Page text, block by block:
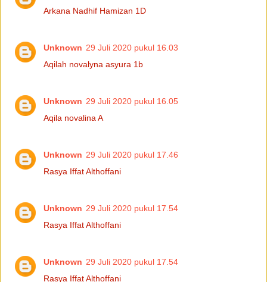
Arkana Nadhif Hamizan 1D
Unknown 29 Juli 2020 pukul 16.03
Aqilah novalyna asyura 1b
Unknown 29 Juli 2020 pukul 16.05
Aqila novalina A
Unknown 29 Juli 2020 pukul 17.46
Rasya Iffat Althoffani
Unknown 29 Juli 2020 pukul 17.54
Rasya Iffat Althoffani
Unknown 29 Juli 2020 pukul 17.54
Rasya Iffat Althoffani